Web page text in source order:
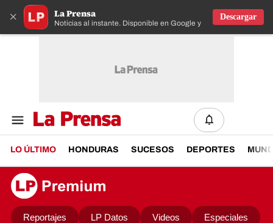
× La Prensa
Noticias al instante. Disponible en Google y IOS
Descargar
LO ÚLTIMO HONDURAS SUCESOS DEPORTES
Reportajes LP Datos Videos Especiales